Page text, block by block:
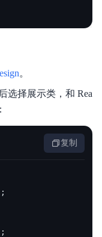
。
选择展示类，和 Rea
复制
;
;